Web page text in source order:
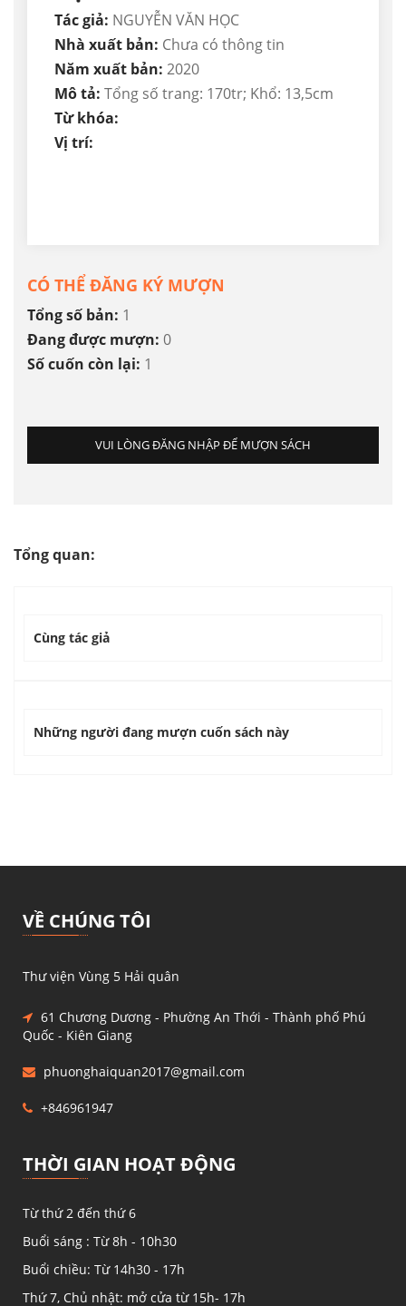
Tác giả: NGUYỄN VĂN HỌC
Nhà xuất bản: Chưa có thông tin
Năm xuất bản: 2020
Mô tả: Tổng số trang: 170tr; Khổ: 13,5cm
Từ khóa:
Vị trí:
CÓ THỂ ĐĂNG KÝ MƯỢN
Tổng số bản: 1
Đang được mượn: 0
Số cuốn còn lại: 1
VUI LÒNG ĐĂNG NHẬP ĐỂ MƯỢN SÁCH
Tổng quan:
Cùng tác giả
Những người đang mượn cuốn sách này
VỀ CHÚNG TÔI
Thư viện Vùng 5 Hải quân
61 Chương Dương - Phường An Thới - Thành phố Phú
Quốc - Kiên Giang
phuonghaiquan2017@gmail.com
+846961947
THỜI GIAN HOẠT ĐỘNG
Từ thứ 2 đến thứ 6
Buổi sáng : Từ 8h - 10h30
Buổi chiều: Từ 14h30 - 17h
Thứ 7, Chủ nhật: mở cửa từ 15h- 17h